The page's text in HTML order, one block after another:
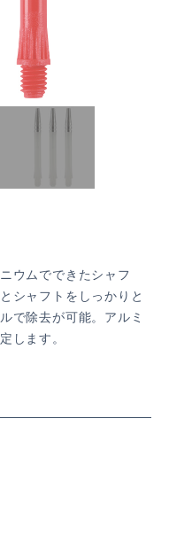
ウムでできたシャフ
シャフトをしっかりと
で除去が可能。アルミ
します。